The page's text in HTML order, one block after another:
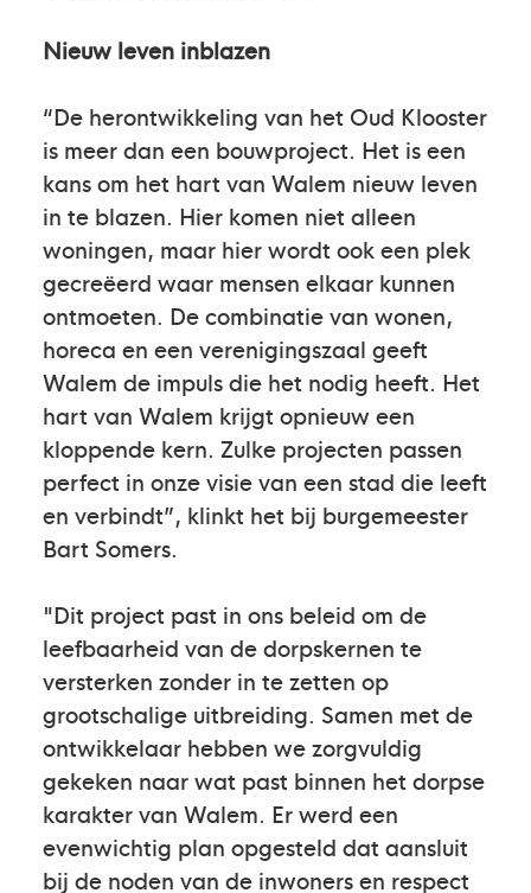
Nieuw leven inblazen
“De herontwikkeling van het Oud Klooster
is meer dan een bouwproject. Het is een
kans om het hart van Walem nieuw leven
in te blazen. Hier komen niet alleen
woningen, maar hier wordt ook een plek
gecreëerd waar mensen elkaar kunnen
ontmoeten. De combinatie van wonen,
horeca en een verenigingszaal geeft
Walem de impuls die het nodig heeft. Het
hart van Walem krijgt opnieuw een
kloppende kern. Zulke projecten passen
perfect in onze visie van een stad die leeft
en verbindt”, klinkt het bij burgemeester
Bart Somers.
"Dit project past in ons beleid om de
leefbaarheid van de dorpskernen te
versterken zonder in te zetten op
grootschalige uitbreiding. Samen met de
ontwikkelaar hebben we zorgvuldig
gekeken naar wat past binnen het dorpse
karakter van Walem. Er werd een
evenwichtig plan opgesteld dat aansluit
bij de noden van de inwoners en respect